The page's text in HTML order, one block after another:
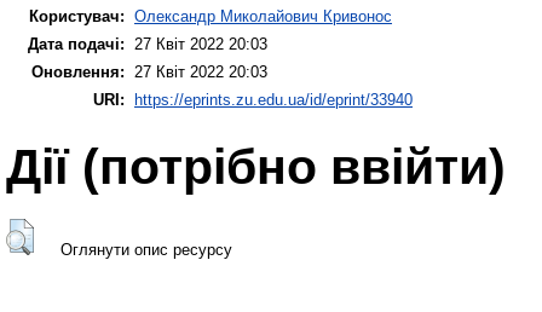
Користувач: Олександр Миколайович Кривонос
Дата подачі: 27 Квіт 2022 20:03
Оновлення: 27 Квіт 2022 20:03
URI:
https://eprints.zu.edu.ua/id/eprint/33940
Дії ​​(потрібно ввійти)
Оглянути опис ресурсу